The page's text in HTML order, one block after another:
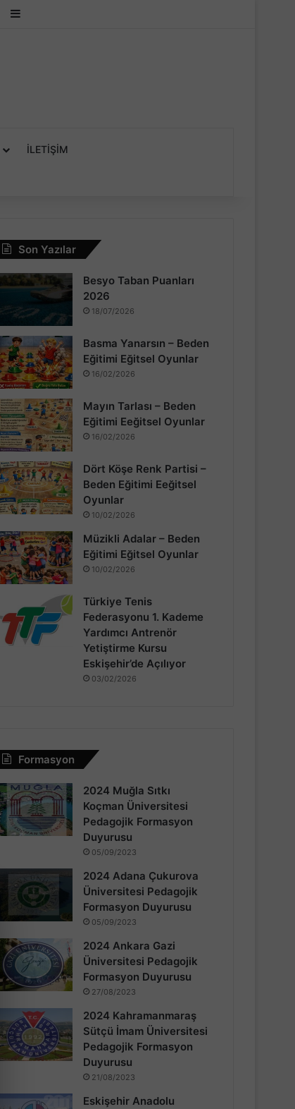
Kenar Bölmesi
İLETIŞIM
Son Yazılar
Besyo Taban Puanları
2026
18/07/2026
Basma Yanarsın – Beden
Eğitimi Eğitsel Oyunlar
16/02/2026
Mayın Tarlası – Beden
Eğitimi Eeğitsel Oyunlar
16/02/2026
Dört Köşe Renk Partisi –
Beden Eğitimi Eeğitsel
Oyunlar
10/02/2026
Müzikli Adalar – Beden
Eğitimi Eğitsel Oyunlar
10/02/2026
Türkiye Tenis
Federasyonu 1. Kademe
Yardımcı Antrenör
Yetiştirme Kursu
Eskişehir’de Açılıyor
03/02/2026
Formasyon
2024 Muğla Sıtkı
Koçman Üniversitesi
Pedagojik Formasyon
Duyurusu
05/09/2023
2024 Adana Çukurova
Üniversitesi Pedagojik
Formasyon Duyurusu
05/09/2023
2024 Ankara Gazi
Üniversitesi Pedagojik
Formasyon Duyurusu
27/08/2023
2024 Kahramanmaraş
Sütçü İmam Üniversitesi
Pedagojik Formasyon
Duyurusu
21/08/2023
Eskişehir Anadolu